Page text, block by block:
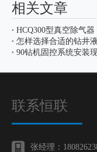
相关文章
HCQ300型真空除气器
怎样选择合适的钻井
90钻机固控系统安装
联系恒联
张经理：